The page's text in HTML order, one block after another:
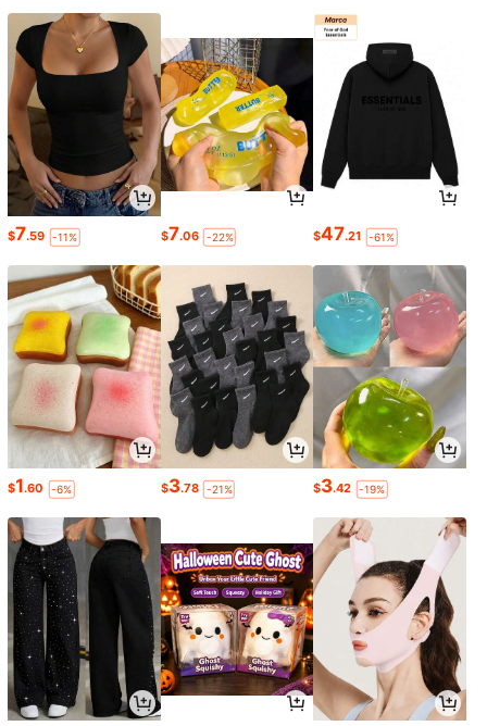
$7.59 -11% $7.06 -22% $47.21 -61%
$1.60 -6% $3.78 -21% $3.42 -19%